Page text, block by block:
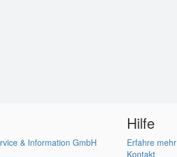
& Information GmbH
Hilfe
Erfahre mehr
Kontakt